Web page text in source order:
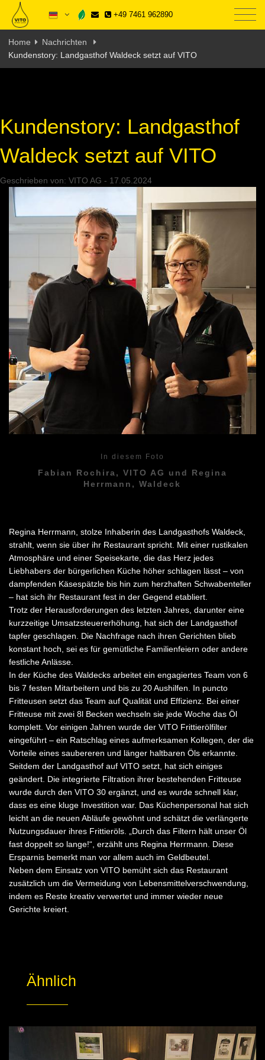
+49 7461 962890
Home
Nachrichten
Kundenstory: Landgasthof Waldeck setzt auf VITO
Kundenstory: Landgasthof
Waldeck setzt auf VITO
Geschrieben von: VITO AG - 17.05.2024
In diesem Foto
Fabian Rochira, VITO AG und Regina
Herrmann, Waldeck
Regina Herrmann, stolze Inhaberin des Landgasthofs Waldeck,
strahlt, wenn sie über ihr Restaurant spricht. Mit einer rustikalen
Atmosphäre und einer Speisekarte, die das Herz jedes
Liebhabers der bürgerlichen Küche höher schlagen lässt – von
dampfenden Käsespätzle bis hin zum herzhaften Schwabenteller
– hat sich ihr Restaurant fest in der Gegend etabliert.
Trotz der Herausforderungen des letzten Jahres, darunter eine
kurzzeitige Umsatzsteuererhöhung, hat sich der Landgasthof
tapfer geschlagen. Die Nachfrage nach ihren Gerichten blieb
konstant hoch, sei es für gemütliche Familienfeiern oder andere
festliche Anlässe.
In der Küche des Waldecks arbeitet ein engagiertes Team von 6
bis 7 festen Mitarbeitern und bis zu 20 Aushilfen. In puncto
Fritteusen setzt das Team auf Qualität und Effizienz. Bei einer
Fritteuse mit zwei 8l Becken wechseln sie jede Woche das Öl
komplett. Vor einigen Jahren wurde der VITO Frittierölfilter
eingeführt – ein Ratschlag eines aufmerksamen Kollegen, der die
Vorteile eines saubereren und länger haltbaren Öls erkannte.
Seitdem der Landgasthof auf VITO setzt, hat sich einiges
geändert. Die integrierte Filtration ihrer bestehenden Fritteuse
wurde durch den VITO 30 ergänzt, und es wurde schnell klar,
dass es eine kluge Investition war. Das Küchenpersonal hat sich
leicht an die neuen Abläufe gewöhnt und schätzt die verlängerte
Nutzungsdauer ihres Frittieröls. „Durch das Filtern hält unser Öl
fast doppelt so lange!“, erzählt uns Regina Herrmann. Diese
Ersparnis bemerkt man vor allem auch im Geldbeutel.
Neben dem Einsatz von VITO bemüht sich das Restaurant
zusätzlich um die Vermeidung von Lebensmittelverschwendung,
indem es Reste kreativ verwertet und immer wieder neue
Gerichte kreiert.
Ähnlich